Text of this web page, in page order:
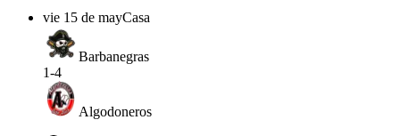
vie 15 de mayCasa
Barbanegras
1-4
Algodoneros